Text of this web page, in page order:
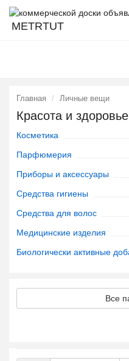
METRTUT
Главная Личные вещи
Красота и здоровье
Косметика
Парфюмерия
Приборы и аксессуары
Средства гигиены
Средства для волос
Медицинские изделия
Биологически активные
Все